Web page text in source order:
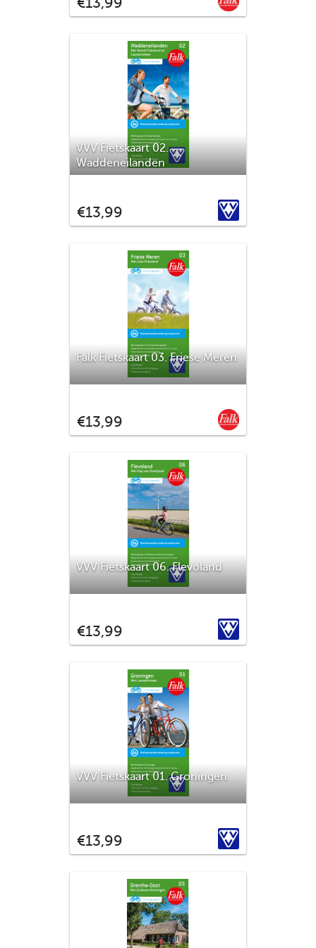
VVV Fietskaart 02.
Waddeneilanden
fietskaart de mooie vergezichten op de
Waddeneilanden en in Noordwest
buitengebied zijn aangegeven. Wel zo
handig als er even geen knooppunten op
€13,99 VVV
Falk Fietskaart 03. Friese Meren
schitterende friese meren, de
ondergelopen gebieden, de wierden, vele
Elfsteden. Deze fietskaart is tweetalig
uitgevoerd, de pla
€13,99 Falk
VVV Fietskaart 06. Flevoland
van delen van de voormalige Zuiderzee,
met daarbinnen de voormalige eilanden
buitengebied zijn aangegeven.
€13,99 VVV
VVV Fietskaart 01. Groningen
fietskaart van Groningen mooie
fietstochten maken via het
het buitengebied zijn aangegeven.
€13,99 VVV